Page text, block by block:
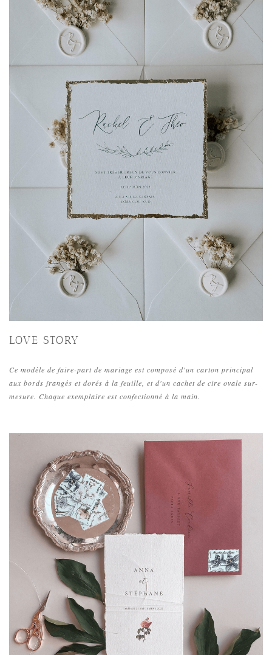
LOVE STORY
Ce modèle de faire-part de mariage est composé d'un carton principal
aux bords frangés et dorés à la feuille, et d'un cachet de cire ovale sur-
mesure. Chaque exemplaire est confectionné à la main.